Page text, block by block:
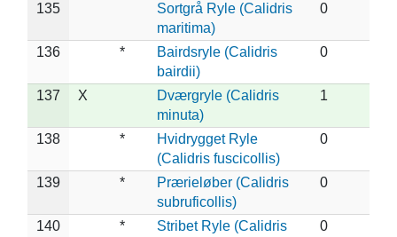
135
Sortgrå Ryle (Calidris
maritima)
0
136 *
Bairdsryle (Calidris
bairdii)
0
137 X
Dværgryle (Calidris
minuta)
1
138 *
Hvidrygget Ryle
(Calidris fuscicollis)
0
139 *
Prærieløber (Calidris
subruficollis)
0
140 *
Stribet Ryle (Calidris
0